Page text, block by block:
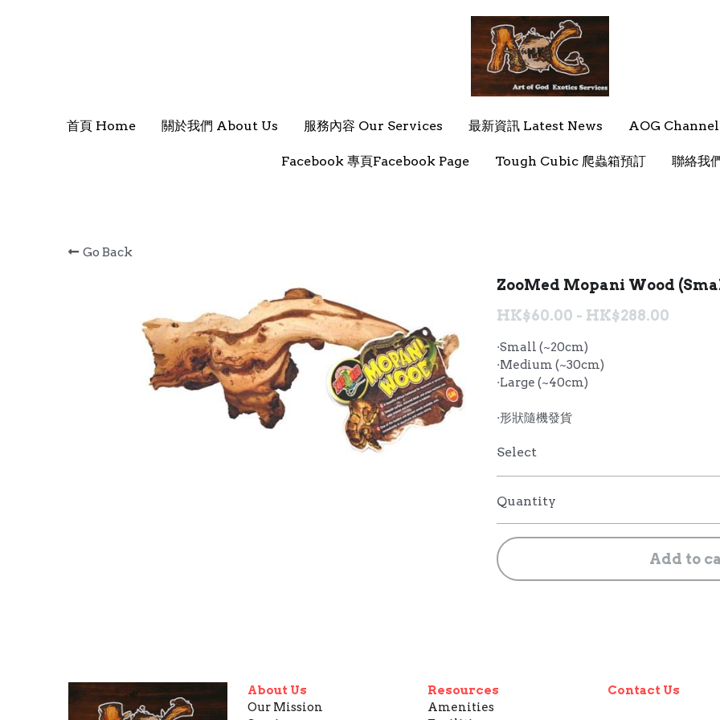
首頁 Home 關於我們 About Us 服務內容 Our Services 最新資訊 Latest News AOG Channel
Facebook 專頁Facebook Page Tough Cubic 爬蟲箱預訂 聯絡我
首頁 Home 關於我們 About Us 服務內容 Our Services 最新資訊 Latest News AOG Channel
Facebook 專頁Facebook Page Tough Cubic 爬蟲箱預訂 聯絡我
Go Back
ZooMed Mopani Wood
HK$60.00 - HK$288.00
·Small (~20cm)
·Medium (~30cm)
·Large (~40cm)
·形狀隨機發貨
Select
Quantity
Add to
About Us
Our Mission
Resources
Amenities
Contact Us